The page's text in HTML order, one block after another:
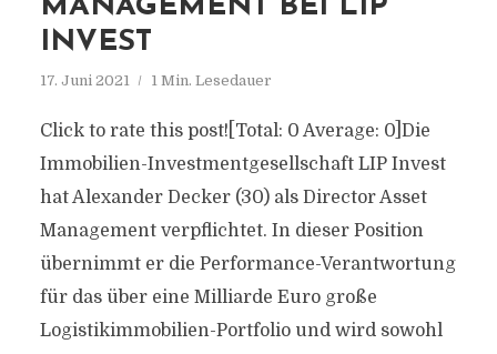
MANAGEMENT BEI LIP
INVEST
17. Juni 2021 1 Min. Lesedauer
Click to rate this post![Total: 0 Average: 0]Die
Immobilien-Investmentgesellschaft LIP Invest
hat Alexander Decker (30) als Director Asset
Management verpflichtet. In dieser Position
übernimmt er die Performance-Verantwortung
für das über eine Milliarde Euro große
Logistikimmobilien-Portfolio und wird sowohl